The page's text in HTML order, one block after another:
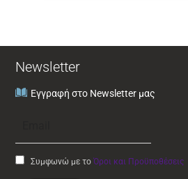
Newsletter
Εγγραφή στο Newsletter μας
Συμφωνώ με τοΌροι και Προϋποθέσεις